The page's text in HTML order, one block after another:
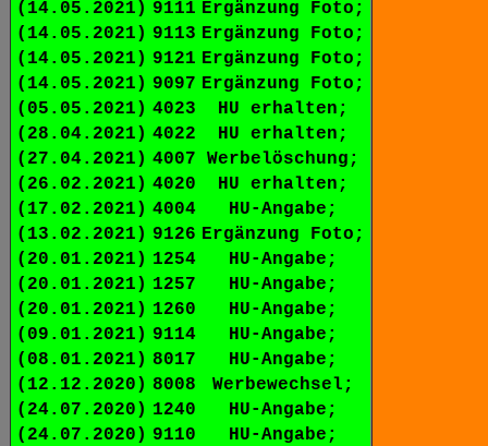
(14.05.2021) 9111 Ergänzung Foto;
(14.05.2021) 9113 Ergänzung Foto;
(14.05.2021) 9121 Ergänzung Foto;
(14.05.2021) 9097 Ergänzung Foto;
(05.05.2021) 4023
HU erhalten;
(28.04.2021) 4022
HU erhalten;
(27.04.2021) 4007
Werbelöschung;
(26.02.2021) 4020
HU erhalten;
(17.02.2021) 4004
HU-Angabe;
(13.02.2021) 9126 Ergänzung Foto;
(20.01.2021) 1254
HU-Angabe;
(20.01.2021) 1257
HU-Angabe;
(20.01.2021) 1260
HU-Angabe;
(09.01.2021) 9114
HU-Angabe;
(08.01.2021) 8017
HU-Angabe;
(12.12.2020) 8008
Werbewechsel;
(24.07.2020) 1240
HU-Angabe;
(24.07.2020) 9110
HU-Angabe;